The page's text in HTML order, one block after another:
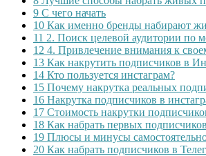
9 С чего начать
10 Как именно бренды набирают
11 2. Поиск целевой аудитории по
12 4. Привлечение внимания к
13 Как накрутить подписчиков в
14 Кто пользуется инстаграм?
15 Почему накрутка реальных
16 Накрутка подписчиков в
17 Стоимость накрутки
18 Как набрать первых
19 Плюсы и минусы
20 Как набрать подписчиков в